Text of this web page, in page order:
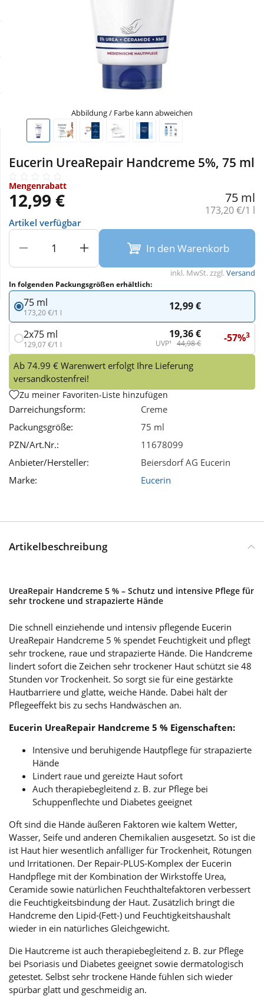
Mehr kaufen, mehr sparen
Nahrungsergänzung
Sanitätshaus
Sport & Fitness
Tierbedarf
Wellness
Abbildung / Farbe kann abweichen
Eucerin UreaRepair Handcreme 5%, 75 ml
Mengenrabatt
12,99 € 75 ml
Grundpreis:
173,20 €/1 l
Artikel verfügbar
In den Warenkorb
inkl. MwSt. zzgl.Versand
In folgenden Packungsgrößen erhältlich:
75 ml
173,20 €/1 l 12,99 €
2x75 ml
129,07 €/1 l
19,36 €
UVP¹ 44,98 € -57%3
Ab 74.99 € Warenwert erfolgt Ihre Lieferung
versandkostenfrei!
Zu meiner Favoriten-Liste hinzufügen
Darreichungsform:
Creme
Packungsgröße:
75 ml
PZN/Art.Nr.:
11678099
Anbieter/Hersteller:
Beiersdorf AG Eucerin
Marke:
Eucerin
Artikelbeschreibung
UreaRepair Handcreme 5 % – Schutz und intensive Pflege für
sehr trockene und strapazierte Hände
Die schnell einziehende und intensiv pflegende Eucerin
UreaRepair Handcreme 5 % spendet Feuchtigkeit und pflegt
sehr trockene, raue und strapazierte Hände. Die Handcreme
lindert sofort die Zeichen sehr trockener Haut schützt sie 48
Stunden vor Trockenheit. So sorgt sie für eine gestärkte
Hautbarriere und glatte, weiche Hände. Dabei hält der
Pflegeeffekt bis zu sechs Handwäschen an.
Eucerin UreaRepair Handcreme 5 % Eigenschaften:
Intensive und beruhigende Hautpflege für strapazierte
Hände
Lindert raue und gereizte Haut sofort
Auch therapiebegleitend z. B. zur Pflege bei
Schuppenflechte und Diabetes geeignet
Oft sind die Hände äußeren Faktoren wie kaltem Wetter,
Wasser, Seife und anderen Chemikalien ausgesetzt. So ist die
ist Haut hier wesentlich anfälliger für Trockenheit, Rötungen
und Irritationen. Der Repair-PLUS-Komplex der Eucerin
Handpflege mit der Kombination der Wirkstoffe Urea,
Ceramide sowie natürlichen Feuchthaltefaktoren verbessert
die Feuchtigkeitsbindung der Haut. Zusätzlich bringt die
Handcreme den Lipid-(Fett-) und Feuchtigkeitshaushalt
wieder in ein natürliches Gleichgewicht.
Die Hautcreme ist auch therapiebegleitend z. B. zur Pflege
bei Psoriasis und Diabetes geeignet sowie dermatologisch
getestet. Selbst sehr trockene Hände fühlen sich wieder
spürbar glatt und geschmeidig an.